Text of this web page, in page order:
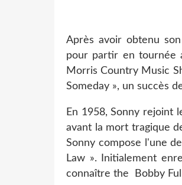
Après avoir obtenu
pour partir en tournée
Morris Country Music
Someday », un succès
En 1958, Sonny rejoint
avant la mort tragique
Sonny compose l'une
Law ». Initialement
connaître the Bobby